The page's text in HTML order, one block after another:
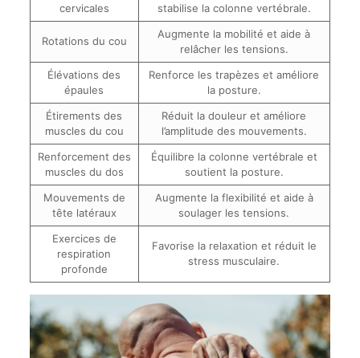
cervicales
stabilise la colonne vertébrale.
Rotations du cou
Augmente la mobilité et aide à
relâcher les tensions.
Élévations des
épaules
Renforce les trapèzes et améliore
la posture.
Étirements des
muscles du cou
Réduit la douleur et améliore
l’amplitude des mouvements.
Renforcement des
muscles du dos
Équilibre la colonne vertébrale et
soutient la posture.
Mouvements de
tête latéraux
Augmente la flexibilité et aide à
soulager les tensions.
Exercices de
respiration
profonde
Favorise la relaxation et réduit le
stress musculaire.